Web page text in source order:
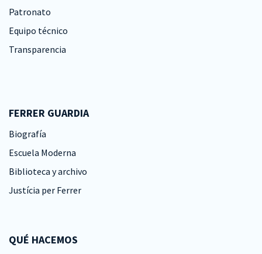
Patronato
Equipo técnico
Transparencia
FERRER GUARDIA
Biografía
Escuela Moderna
Biblioteca y archivo
Justícia per Ferrer
QUÉ HACEMOS